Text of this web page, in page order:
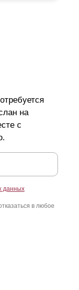
на
с
данных
в любое